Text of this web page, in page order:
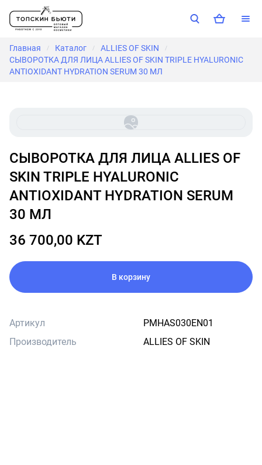
Главная / Каталог / ALLIES OF SKIN /
СЫВОРОТКА ДЛЯ ЛИЦА ALLIES OF SKIN TRIPLE HYALURONIC
ANTIOXIDANT HYDRATION SERUM 30 МЛ
СЫВОРОТКА ДЛЯ ЛИЦА ALLIES OF
SKIN TRIPLE HYALURONIC
ANTIOXIDANT HYDRATION SERUM
30 МЛ
36 700,00 KZT
В корзину
Артикул
PMHAS030EN01
Производитель
ALLIES OF SKIN